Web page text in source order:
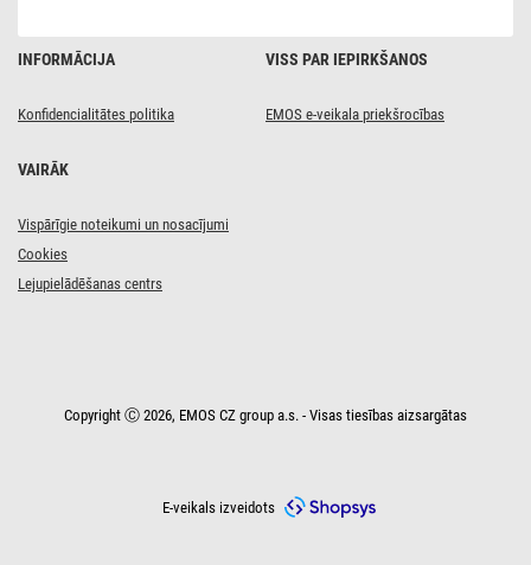
INFORMĀCIJA
Konfidencialitātes politika
VISS PAR IEPIRKŠANOS
EMOS e-veikala priekšrocības
VAIRĀK
Vispārīgie noteikumi un nosacījumi
Cookies
Lejupielādēšanas centrs
Copyright Ⓒ 2026, EMOS CZ group a.s. - Visas tiesības aizsargātas
E-veikals izveidots